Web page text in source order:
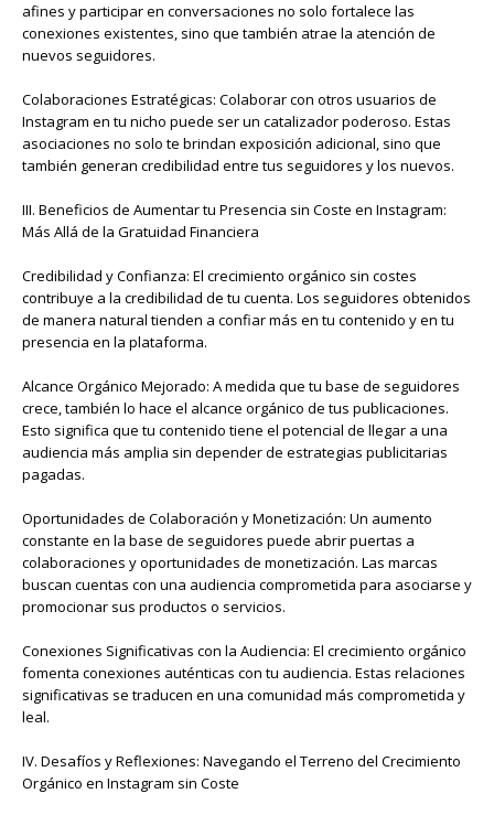
afines y participar en conversaciones no solo fortalece las
conexiones existentes, sino que también atrae la atención de
nuevos seguidores.
Colaboraciones Estratégicas: Colaborar con otros usuarios de
Instagram en tu nicho puede ser un catalizador poderoso. Estas
asociaciones no solo te brindan exposición adicional, sino que
también generan credibilidad entre tus seguidores y los nuevos.
III. Beneficios de Aumentar tu Presencia sin Coste en Instagram:
Más Allá de la Gratuidad Financiera
Credibilidad y Confianza: El crecimiento orgánico sin costes
contribuye a la credibilidad de tu cuenta. Los seguidores obtenidos
de manera natural tienden a confiar más en tu contenido y en tu
presencia en la plataforma.
Alcance Orgánico Mejorado: A medida que tu base de seguidores
crece, también lo hace el alcance orgánico de tus publicaciones.
Esto significa que tu contenido tiene el potencial de llegar a una
audiencia más amplia sin depender de estrategias publicitarias
pagadas.
Oportunidades de Colaboración y Monetización: Un aumento
constante en la base de seguidores puede abrir puertas a
colaboraciones y oportunidades de monetización. Las marcas
buscan cuentas con una audiencia comprometida para asociarse y
promocionar sus productos o servicios.
Conexiones Significativas con la Audiencia: El crecimiento orgánico
fomenta conexiones auténticas con tu audiencia. Estas relaciones
significativas se traducen en una comunidad más comprometida y
leal.
IV. Desafíos y Reflexiones: Navegando el Terreno del Crecimiento
Orgánico en Instagram sin Coste